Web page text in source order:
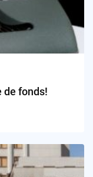
de fonds!